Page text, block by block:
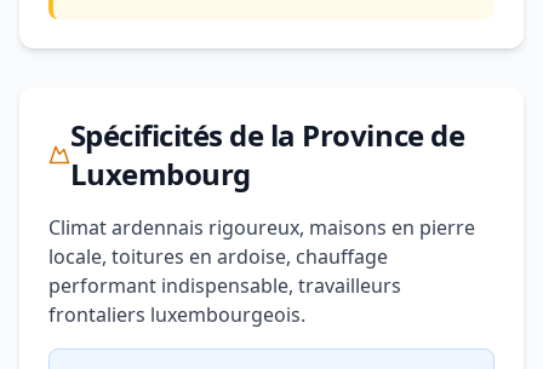
Spécificités de la Province de
Luxembourg
Climat ardennais rigoureux, maisons en pierre
locale, toitures en ardoise, chauffage
performant indispensable, travailleurs
frontaliers luxembourgeois.